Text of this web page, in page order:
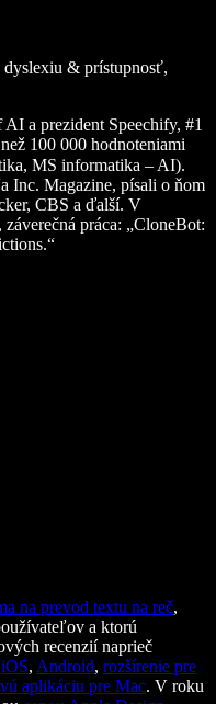
& prístupnosť,
a prezident Speechify, #1
100 000 hodnoteniami
MS informatika – AI).
Inc. Magazine, písali o ňom
CBS a ďalší. V
práca: „CloneBot:
na prevod textu na reč,
a ktorú
recenzií naprieč
iOS, Android, rozšírenie pre
aplikáciu pre Mac. V roku